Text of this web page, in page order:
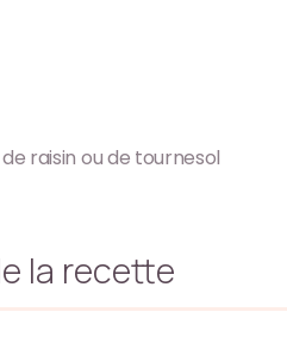
raisin ou de tournesol
la recette